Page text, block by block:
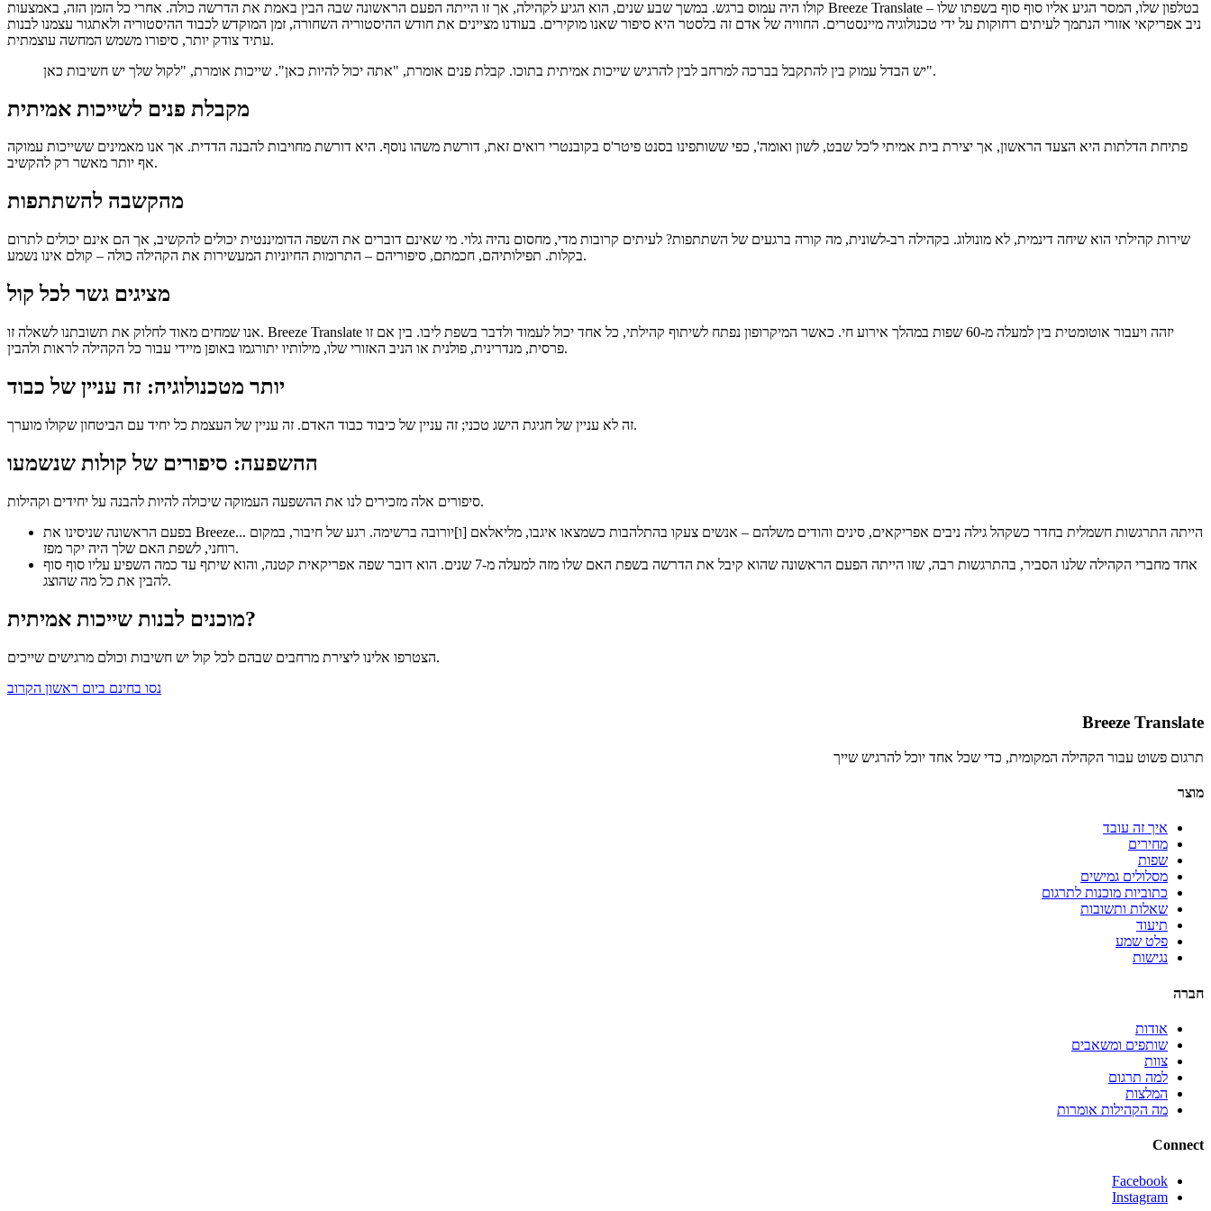
קולו היה עמוס ברגש. במשך שבע שנים, הוא הגיע לקהילה, אך זו הייתה הפעם הראשונה שבה הבין באמת את הדרשה כולה. אחרי כל הזמן הזה, באמצעות Breeze Translate בטלפון שלו, המסר הגיע אליו סוף סוף בשפתו שלו –
ניב אפריקאי אזורי הנתמך לעיתים רחוקות על ידי טכנולוגיה מיינסטרים. החוויה של אדם זה בלסטר היא סיפור שאנו מוקירים. בעודנו מציינים את חודש ההיסטוריה השחורה, זמן המוקדש לכבוד ההיסטוריה ולאתגור עצמנו לבנות
עתיד צודק יותר, סיפורו משמש המחשה עוצמתית.
יש הבדל עמוק בין להתקבל בברכה למרחב לבין להרגיש שייכות אמיתית בתוכו. קבלת פנים אומרת, "אתה יכול להיות כאן". שייכות אומרת, "לקול שלך יש חשיבות כאן".
מקבלת פנים לשייכות אמיתית
פתיחת הדלתות היא הצעד הראשון, אך יצירת בית אמיתי ל'כל שבט, לשון ואומה', כפי ששותפינו בסנט פיטר'ס בקובנטרי רואים זאת, דורשת משהו נוסף. היא דורשת מחויבות להבנה הדדית. אך אנו מאמינים ששייכות עמוקה
אף יותר מאשר רק להקשיב.
מהקשבה להשתתפות
שירות קהילתי הוא שיחה דינמית, לא מונולוג. בקהילה רב-לשונית, מה קורה ברגעים של השתתפות? לעיתים קרובות מדי, מחסום נהיה גלוי. מי שאינם דוברים את השפה הדומיננטית יכולים להקשיב, אך הם אינם יכולים לתרום
בקלות. תפילותיהם, חכמתם, סיפוריהם – התרומות החיוניות המעשירות את הקהילה כולה – קולם אינו נשמע.
מציגים גשר לכל קול
אנו שמחים מאוד לחלוק את תשובתנו לשאלה זו. Breeze Translate יזהה ויעבור אוטומטית בין למעלה מ-60 שפות במהלך אירוע חי. כאשר המיקרופון נפתח לשיתוף קהילתי, כל אחד יכול לעמוד ולדבר בשפת ליבו. בין אם זו
פרסית, מנדרינית, פולנית או הניב האזורי שלו, מילותיו יתורגמו באופן מיידי עבור כל הקהילה לראות ולהבין.
יותר מטכנולוגיה: זה עניין של כבוד
זה לא עניין של חגיגת הישג טכני; זה עניין של כיבוד כבוד האדם. זה עניין של העצמת כל יחיד עם הביטחון שקולו מוערך.
ההשפעה: סיפורים של קולות שנשמעו
סיפורים אלה מזכירים לנו את ההשפעה העמוקה שיכולה להיות להבנה על יחידים וקהילות.
בפעם הראשונה שניסינו את Breeze... הייתה התרגשות חשמלית בחדר כשקהל גילה ניבים אפריקאים, סינים והודים משלהם – אנשים צעקו בהתלהבות כשמצאו איגבו, מליאלאם [ו]יורובה ברשימה. רגע של חיבור, במקום
רוחני, לשפת האם שלך היה יקר מפז.
אחד מחברי הקהילה שלנו הסביר, בהתרגשות רבה, שזו הייתה הפעם הראשונה שהוא קיבל את הדרשה בשפת האם שלו מזה למעלה מ-7 שנים. הוא דובר שפה אפריקאית קטנה, והוא שיתף עד כמה השפיע עליו סוף סוף
להבין את כל מה שהוצג.
מוכנים לבנות שייכות אמיתית?
הצטרפו אלינו ליצירת מרחבים שבהם לכל קול יש חשיבות וכולם מרגישים שייכים.
נסו בחינם ביום ראשון הקרוב
Breeze Translate
תרגום פשוט עבור הקהילה המקומית, כדי שכל אחד יוכל להרגיש שייך
מוצר
איך זה עובד
מחירים
שפות
מסלולים גמישים
כתוביות מוכנות לתרגום
שאלות ותשובות
תיעוד
פלט שמע
נגישות
חברה
אודות
שותפים ומשאבים
צוות
למה תרגום
המלצות
מה הקהילות אומרות
Connect
Facebook
Instagram